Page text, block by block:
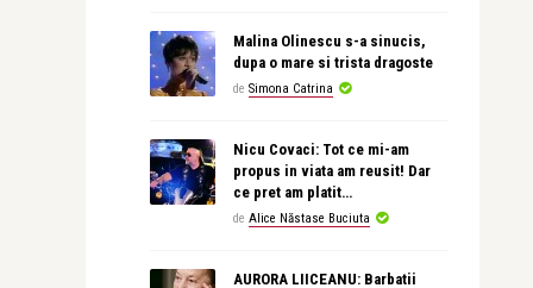
Malina Olinescu s-a sinucis,
dupa o mare si trista dragoste
de Simona Catrina
Nicu Covaci: Tot ce mi-am
propus in viata am reusit! Dar
ce pret am platit…
de Alice Năstase Buciuta
AURORA LIICEANU: Barbatii